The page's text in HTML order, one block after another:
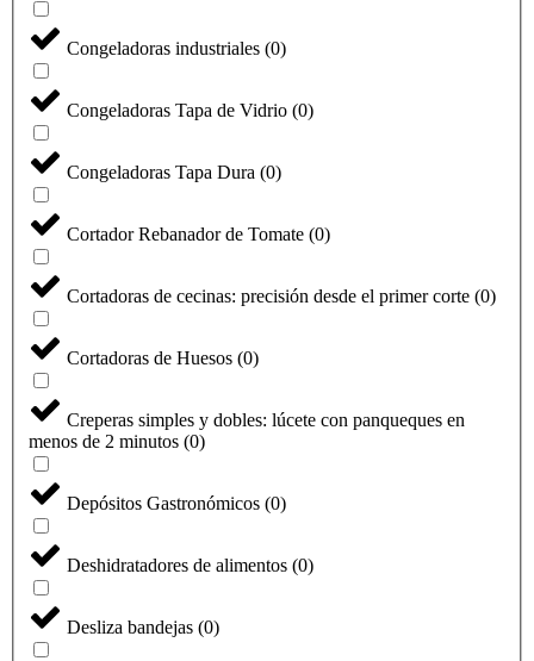
Congeladoras industriales (0)
Congeladoras Tapa de Vidrio (0)
Congeladoras Tapa Dura (0)
Cortador Rebanador de Tomate (0)
Cortadoras de cecinas: precisión desde el primer corte (0)
Cortadoras de Huesos (0)
Creperas simples y dobles: lúcete con panqueques en
menos de 2 minutos (0)
Depósitos Gastronómicos (0)
Deshidratadores de alimentos (0)
Desliza bandejas (0)